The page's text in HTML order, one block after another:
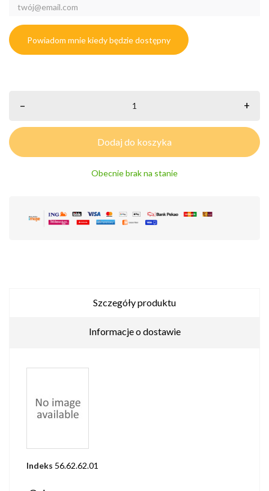
Powiadom mnie kiedy będzie dostępny
– +
Dodaj do koszyka
Obecnie brak na stanie
Szczegóły produktu
Informacje o dostawie
Indeks 56.62.62.01